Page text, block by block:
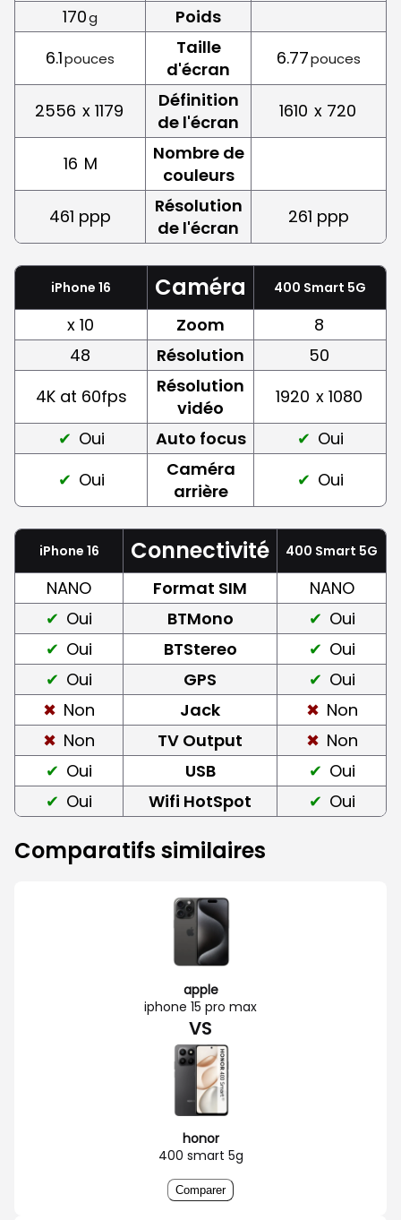
170g
Poids
6.1pouces
Taille
d'écran
6.77pouces
2556 x 1179
Définition
de l'écran
1610 x 720
16 M
Nombre de
couleurs
461 ppp
Résolution
de l'écran
261 ppp
iPhone 16 Caméra 400 Smart 5G
x 10 Zoom
8
48
Résolution
50
4K at 60fps
Résolution
vidéo
1920 x 1080
Oui
Auto focus
Oui
Oui
Caméra
arrière
Oui
iPhone 16 Connectivité 400 Smart 5G
NANO Format SIM
NANO
Oui
BTMono
Oui
Oui
BTStereo
Oui
Oui
GPS
Oui
Non
Jack
Non
Non
TV Output
Non
Oui
USB
Oui
Oui
Wifi HotSpot Oui
Comparatifs similaires
apple
iphone 15 pro max
VS
honor
400 smart 5g
Comparer